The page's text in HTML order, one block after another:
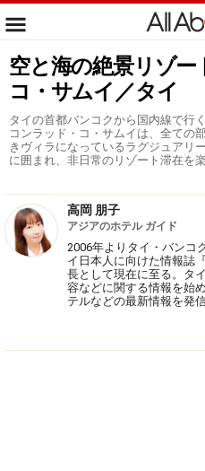
空と海の絶景リゾー
コ・サムイ／タイ
タイの首都バンコクから国内線で行
コンラッド・コ・サムイは、全ての
きヴィラになっているラグジュアリ
に囲まれ、非日常のリゾート滞在を
高岡 朋子
アジアのホテル ガイド
2006年よりタイ・バンコ
イ日本人に向けた情報誌
長として現在に至る。タ
容などに関する情報を始
テルなどの最新情報を発信